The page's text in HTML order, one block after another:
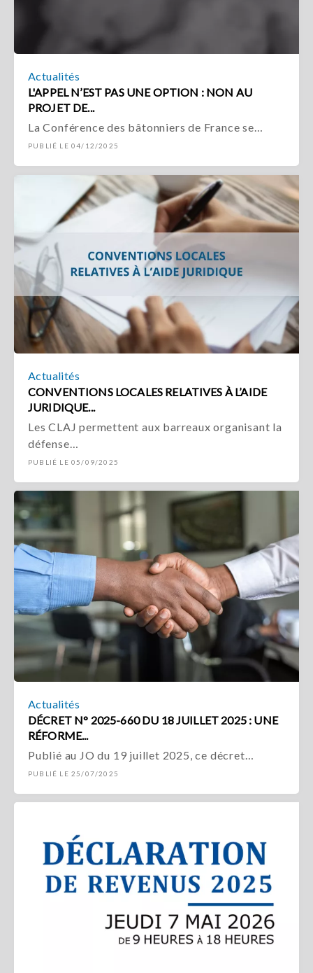
Actualités
L'APPEL N’EST PAS UNE OPTION : NON AU
PROJET DE...
La Conférence des bâtonniers de France se…
PUBLIÉ LE 04/12/2025
Actualités
CONVENTIONS LOCALES RELATIVES À L’AIDE
JURIDIQUE...
Les CLAJ permettent aux barreaux organisant la
défense…
PUBLIÉ LE 05/09/2025
Actualités
DÉCRET N° 2025-660 DU 18 JUILLET 2025 : UNE
RÉFORME...
Publié au JO du 19 juillet 2025, ce décret…
PUBLIÉ LE 25/07/2025